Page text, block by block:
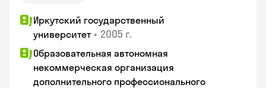
Иркутский государственный
университет • 2005 г.
Образовательная автономная
некоммерческая организация
дополнительного профессионального